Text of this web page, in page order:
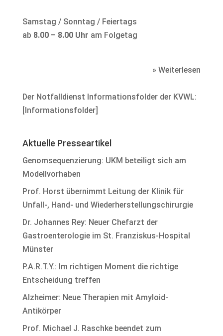
Samstag / Sonntag / Feiertags
ab 8.00 – 8.00 Uhr am Folgetag
» Weiterlesen
Der Notfalldienst Informationsfolder der KVWL:
[Informationsfolder]
Aktuelle Presseartikel
Genomsequenzierung: UKM beteiligt sich am
Modellvorhaben
Prof. Horst übernimmt Leitung der Klinik für
Unfall-, Hand- und Wiederherstellungschirurgie
Dr. Johannes Rey: Neuer Chefarzt der
Gastroenterologie im St. Franziskus-Hospital
Münster
P.A.R.T.Y.: Im richtigen Moment die richtige
Entscheidung treffen
Alzheimer: Neue Therapien mit Amyloid-
Antikörper
Prof. Michael J. Raschke beendet zum